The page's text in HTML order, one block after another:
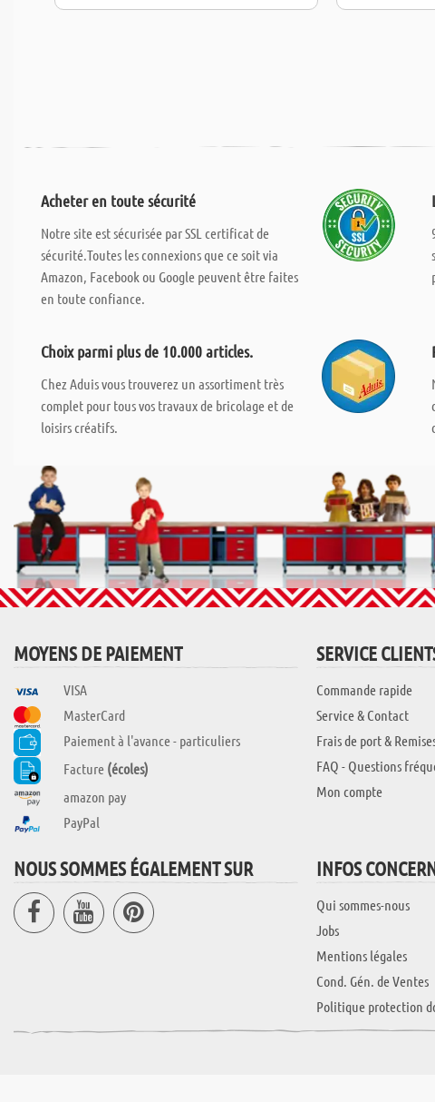
Acheter en toute sécurité
Notre site est sécurisée par SSL certificat de
sécurité.Toutes les connexions que ce soit via
Amazon, Facebook ou Google peuvent être faites
en toute confiance.
Choix parmi plus de 10.000 articles.
Chez Aduis vous trouverez un assortiment très
complet pour tous vos travaux de bricolage et de
loisirs créatifs.
MOYENS DE PAIEMENT
VISA
MasterCard
Paiement à l'avance - particuliers
Facture (écoles)
amazon pay
PayPal
SERVICE
Commande rapide
Service & Contact
Frais de port &
FAQ - Questions
Mon compte
NOUS SOMMES ÉGALEMENT SUR INFOS
Qui sommes-nous
Jobs
Mentions légales
Cond. Gén. de Ventes
Politique protection